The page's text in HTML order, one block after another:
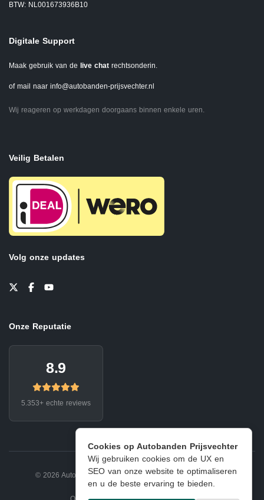
Cookies op Autobanden Prijsvechter
Wij gebruiken cookies om de UX en
SEO van onze website te optimaliseren
en u de beste ervaring te bieden.
BTW: NL001673936B10
Digitale Support
Maak gebruik van de live chat rechtsonderin.
of mail naar info@autobanden-prijsvechter.nl
Wij reageren op werkdagen doorgaans binnen enkele uren.
Veilig Betalen
Volg onze updates
Onze Reputatie
8.9
5.353+ echte reviews
© 2026 Autobanden Prijsvechter. Privacy | Voorwaarden